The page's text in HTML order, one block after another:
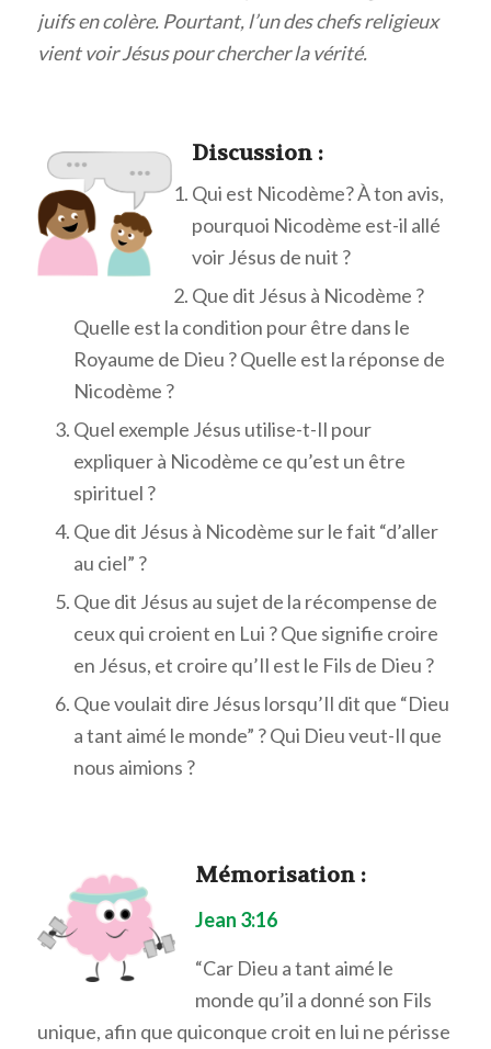
juifs en colère. Pourtant, l’un des chefs religieux
vient voir Jésus pour chercher la vérité.
Discussion :
Qui est Nicodème? À ton avis,
pourquoi Nicodème est-il allé
voir Jésus de nuit ?
Que dit Jésus à Nicodème ?
Quelle est la condition pour être dans le
Royaume de Dieu ? Quelle est la réponse de
Nicodème ?
Quel exemple Jésus utilise-t-Il pour
expliquer à Nicodème ce qu’est un être
spirituel ?
Que dit Jésus à Nicodème sur le fait “d’aller
au ciel” ?
Que dit Jésus au sujet de la récompense de
ceux qui croient en Lui ? Que signifie croire
en Jésus, et croire qu’Il est le Fils de Dieu ?
Que voulait dire Jésus lorsqu’Il dit que “Dieu
a tant aimé le monde” ? Qui Dieu veut-Il que
nous aimions ?
Mémorisation:
Jean 3:16
“Car Dieu a tant aimé le
monde qu’il a donné son Fils
unique, afin que quiconque croit en lui ne périsse